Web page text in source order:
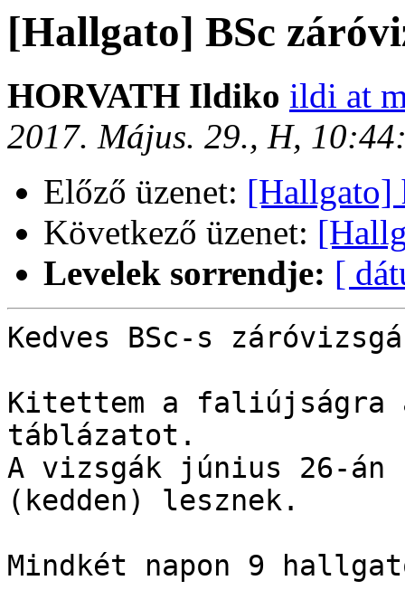
[Hallgato] BSc
HORVATH Ildiko ildi at
2017. Május. 29., H,
Előző üzenet: [Hallgato]
Következő üzenet:
Levelek sorrendje: [
Kedves BSc-s
Kitettem a faliújságra
táblázatot.
A vizsgák június 26-
(kedden) lesznek.
Mindkét napon 9